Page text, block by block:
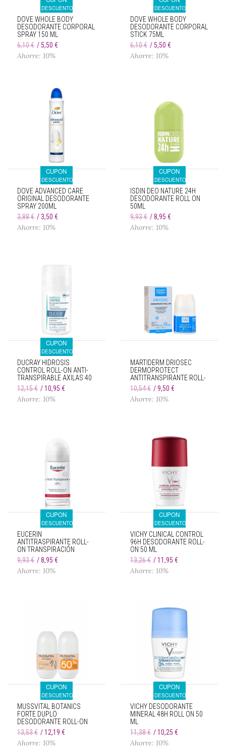
DESCUENTO
DOVE WHOLE BODY
DESODORANTE CORPORAL
SPRAY 150 ML
6,10 €
5,50 €
Ahorre: 10%
DESCUENTO
DOVE WHOLE BODY
DESODORANTE CORPORAL
STICK 75ML
6,10 €
5,50 €
Ahorre: 10%
CUPON
DESCUENTO
DOVE ADVANCED CARE
ORIGINAL DESODORANTE
SPRAY 200ML
3,88 €
3,50 €
Ahorre: 10%
CUPON
DESCUENTO
ISDIN DEO NATURE 24H
DESODORANTE ROLL ON
50ML
9,93 €
8,95 €
Ahorre: 10%
CUPON
DESCUENTO
DUCRAY HIDROSIS
CONTROL ROLL-ON ANTI-
TRANSPIRABLE AXILAS 40
ML
12,15 € 10,95 €
Ahorre: 10%
MARTIDERM DRIOSEC
DERMOPROTECT
ANTITRANSPIRANTE ROLL-
ON 50 ML
10,54 € 9,50 €
Ahorre: 10%
CUPON
DESCUENTO
EUCERIN
ANTITRASPIRANTE ROLL-
ON TRANSPIRACIÓN
EXTREMA 48H 50 ML
9,93 € 8,95 €
Ahorre: 10%
CUPON
DESCUENTO
VICHY CLINICAL CONTROL
96H DESODORANTE ROLL-
ON 50 ML
13,26 €
11,95 €
Ahorre: 10%
CUPON
DESCUENTO
MUSSVITAL BOTANICS
FORTE DUPLO
DESODORANTE ROLL-ON
2X75ML
13,53 € 12,19 €
Ahorre: 10%
CUPON
DESCUENTO
VICHY DESODORANTE
MINERAL 48H ROLL ON 50
ML
11,38 €
10,25 €
Ahorre: 10%